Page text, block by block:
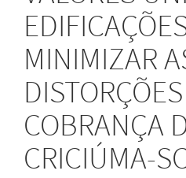
MINIMIZAR
COBRANÇA
CRICIÚMA-